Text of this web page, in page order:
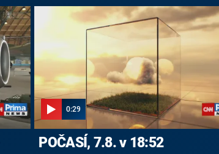
0:29
POČASÍ, 7.8. v 18:52